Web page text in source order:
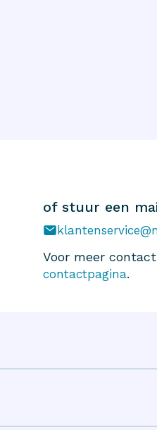
of stuur een
Voor meer
contactpagina.